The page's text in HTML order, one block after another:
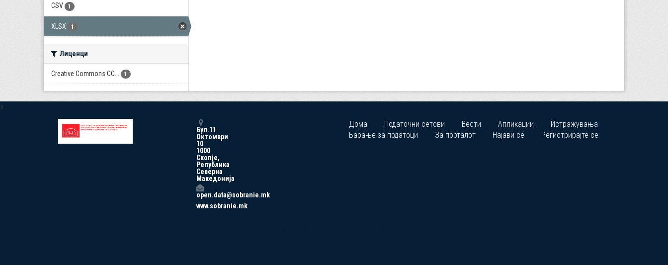
CSV 1
XLSX 1
Лиценци
Creative Commons CC... 1
a
Бул.11
Октомври
10
1000
Скопје,
Република
Северна
Македонија
open.data@sobranie.mk
www.sobranie.mk
Дома Податочни сетови Вести Апликации
Истражувања
Барање за податоци
За порталот Најави се Регистрирајте се